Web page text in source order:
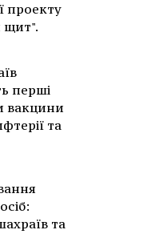
проекту
щит".
перші
вакцини
та
та